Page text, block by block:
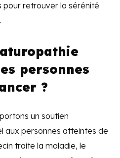
pour retrouver la sérénité
personnes
?
un soutien
aux personnes atteintes de
traite la maladie, le